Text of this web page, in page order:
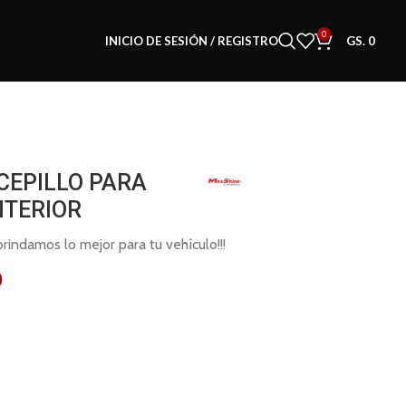
INICIO DE SESIÓN / REGISTRO 0 GS. 0
PARA
lo mejor para tu vehículo!!!